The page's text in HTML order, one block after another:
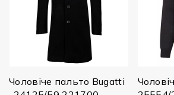
Чоловіче пальто Bugatti